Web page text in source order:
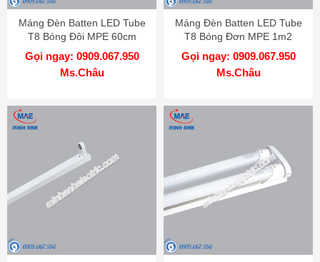
Máng Đèn Batten LED Tube
T8 Bóng Đôi MPE 60cm
Gọi ngay: 0909.067.950
Ms.Châu
Máng Đèn Batten LED Tube
T8 Bóng Đơn MPE 1m2
Gọi ngay: 0909.067.950
Ms.Châu